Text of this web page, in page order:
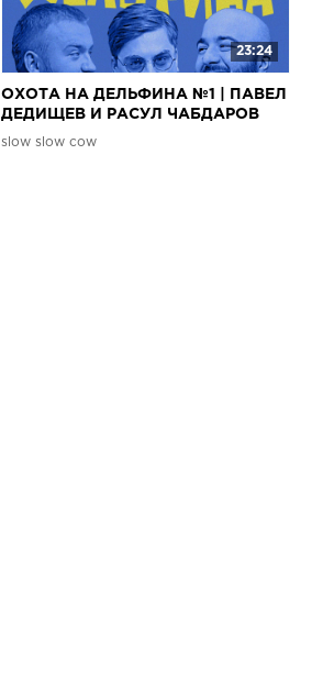
23:24
ОХОТА НА ДЕЛЬФИНА №1 | ПАВЕЛ
ДЕДИЩЕВ И РАСУЛ ЧАБДАРОВ
slow slow cow